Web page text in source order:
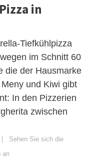
in
Tiefkühlpizza
im Schnitt 60
die der Hausmarke
und Kiwi gibt
In den Pizzerien
zwischen
Sehen Sie sich die
an